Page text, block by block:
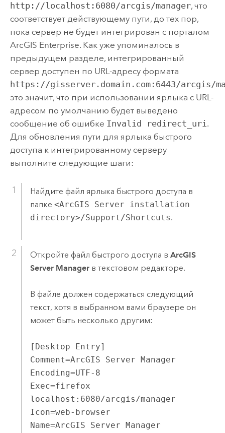
http://localhost:6080/arcgis/manager, что
соответствует действующему пути, до тех пор,
пока сервер не будет интегрирован с порталом
ArcGIS Enterprise. Как уже упоминалось в
предыдущем разделе, интегрированный
сервер доступен по URL-адресу формата
https://gisserver.domain.com:6443/arcgis/
это значит, что при использовании ярлыка с URL-
адресом по умолчанию будет выведено
сообщение об ошибке Invalid redirect_uri.
Для обновления пути для ярлыка быстрого
доступа к интегрированному серверу
выполните следующие шаги:
Найдите файл ярлыка быстрого доступа в
папке <ArcGIS Server installation
directory>/Support/Shortcuts.
Откройте файл быстрого доступа в ArcGIS
Server Managerв текстовом редакторе.
В файле должен содержаться следующий
текст, хотя в выбранном вами браузере он
может быть несколько другим:
[Desktop Entry]
Comment=ArcGIS Server Manager
Encoding=UTF-8
Exec=firefox
localhost:6080/arcgis/manager
Icon=web-browser
Name=ArcGIS Server Manager